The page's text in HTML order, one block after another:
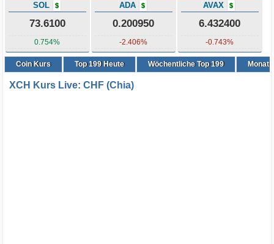
SOL $
73.6100
0.754%
ADA $
0.200950
-2.406%
AVAX $
6.432400
-0.743%
Coin Kurs Top199Heute Wöchentliche Top 199
XCH Kurs Live: CHF (Chia)